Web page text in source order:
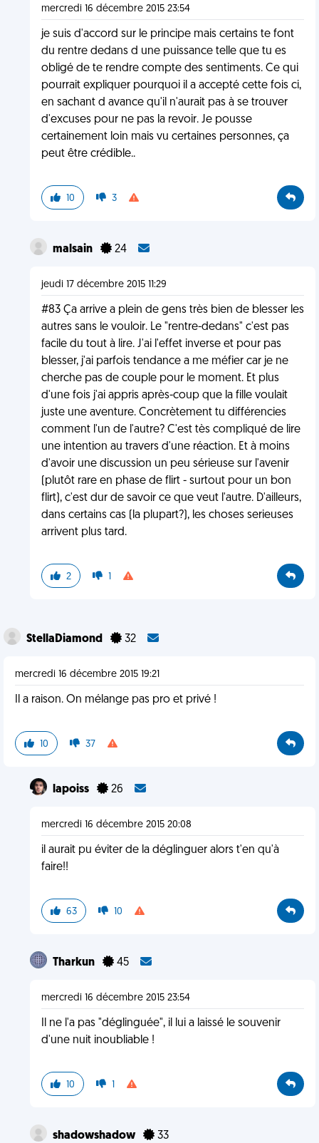
mercredi 16 décembre 2015 23:54
je suis d'accord sur le principe mais certains te font
du rentre dedans d une puissance telle que tu es
obligé de te rendre compte des sentiments. Ce qui
pourrait expliquer pourquoi il a accepté cette fois ci,
en sachant d avance qu'il n'aurait pas à se trouver
d'excuses pour ne pas la revoir. Je pousse
certainement loin mais vu certaines personnes, ça
peut être crédible..
10 3
malsain 24
jeudi 17 décembre 2015 11:29
#83 Ça arrive a plein de gens très bien de blesser les
autres sans le vouloir. Le "rentre-dedans" c'est pas
facile du tout à lire. J'ai l'effet inverse et pour pas
blesser, j'ai parfois tendance a me méfier car je ne
cherche pas de couple pour le moment. Et plus
d'une fois j'ai appris après-coup que la fille voulait
juste une aventure. Concrètement tu différencies
comment l'un de l'autre? C'est tès compliqué de lire
une intention au travers d'une réaction. Et à moins
d'avoir une discussion un peu sérieuse sur l'avenir
(plutôt rare en phase de flirt - surtout pour un bon
flirt), c'est dur de savoir ce que veut l'autre. D'ailleurs,
dans certains cas (la plupart?), les choses serieuses
arrivent plus tard.
2 1
StellaDiamond 32
mercredi 16 décembre 2015 19:21
Il a raison. On mélange pas pro et privé !
10 37
lapoiss 26
mercredi 16 décembre 2015 20:08
il aurait pu éviter de la déglinguer alors t'en qu'à
faire!!
63 10
Tharkun 45
mercredi 16 décembre 2015 23:54
Il ne l'a pas "déglinguée", il lui a laissé le souvenir
d'une nuit inoubliable !
10 1
shadowshadow 33